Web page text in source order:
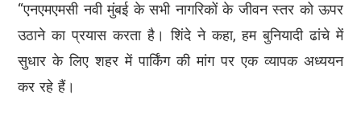
“एनएमएमसी नवी मुंबई के सभी नागरिकों के जीवन स्तर को ऊपर
उठाने का प्रयास करता है। शिंदे ने कहा, हम बुनियादी ढांचे में
सुधार के लिए शहर में पार्किंग की मांग पर एक व्यापक अध्ययन
कर रहे हैं।